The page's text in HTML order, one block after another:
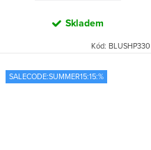
Skladem
Kód: BLUSHP330
SALECODE:SUMMER15:15:%